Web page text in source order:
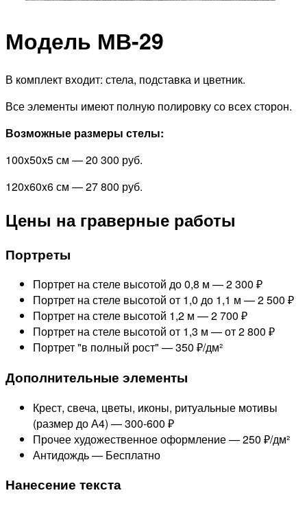
Модель МВ-29
В комплект входит: стела, подставка и цветник.
Все элементы имеют полную полировку со всех сторон.
Возможные размеры стелы:
100x50x5 см — 20 300 руб.
120x60x6 см — 27 800 руб.
Цены на граверные работы
Портреты
Портрет на стеле высотой до 0,8 м —2 300 ₽
Портрет на стеле высотой от 1,0 до 1,1 м —2 500 ₽
Портрет на стеле высотой 1,2 м —2 700 ₽
Портрет на стеле высотой от 1,3 м —от 2 800 ₽
Портрет "в полный рост" —350 ₽/дм²
Дополнительные элементы
Крест, свеча, цветы, иконы, ритуальные мотивы
(размер до А4) —300-600 ₽
Прочее художественное оформление —250 ₽/дм²
Антидождь — Бесплатно
Нанесение текста